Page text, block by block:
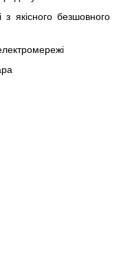
з якісного безшовного